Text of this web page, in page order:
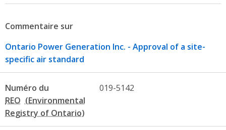
Commentaire sur
Ontario Power Generation Inc. - Approval of a site-
specific air standard
Numéro du
REO
019-5142